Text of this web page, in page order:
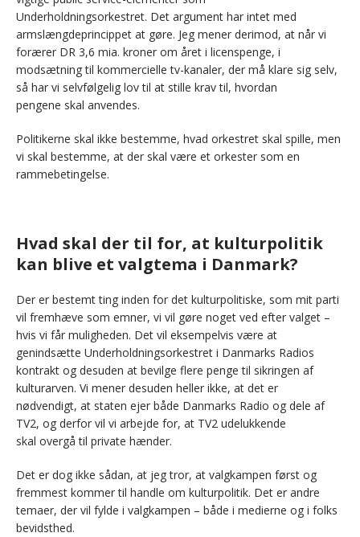
Underholdningsorkestret. Det argument har intet med
armslængdeprincippet at gøre. Jeg mener derimod, at når vi
forærer DR 3,6 mia. kroner om året i licenspenge, i
modsætning til kommercielle tv-kanaler, der må klare sig selv,
så har vi selvfølgelig lov til at stille krav til, hvordan
pengene skal anvendes.
Politikerne skal ikke bestemme, hvad orkestret skal spille, men
vi skal bestemme, at der skal være et orkester som en
rammebetingelse.
Hvad skal der til for, at kulturpolitik
kan blive et valgtema i Danmark?
Der er bestemt ting inden for det kulturpolitiske, som mit parti
vil fremhæve som emner, vi vil gøre noget ved efter valget –
hvis vi får muligheden. Det vil eksempelvis være at
genindsætte Underholdningsorkestret i Danmarks Radios
kontrakt og desuden at bevilge flere penge til sikringen af
kulturarven. Vi mener desuden heller ikke, at det er
nødvendigt, at staten ejer både Danmarks Radio og dele af
TV2, og derfor vil vi arbejde for, at TV2 udelukkende
skal overgå til private hænder.
Det er dog ikke sådan, at jeg tror, at valgkampen først og
fremmest kommer til handle om kulturpolitik. Det er andre
temaer, der vil fylde i valgkampen – både i medierne og i folks
bevidsthed.